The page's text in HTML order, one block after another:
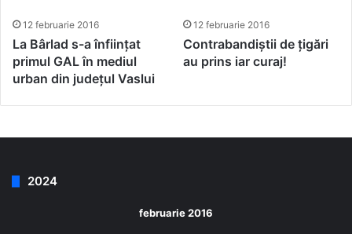
12 februarie 2016
La Bârlad s-a înființat
primul GAL în mediul
urban din județul Vaslui
12 februarie 2016
Contrabandiștii de țigări
au prins iar curaj!
2024
februarie 2016